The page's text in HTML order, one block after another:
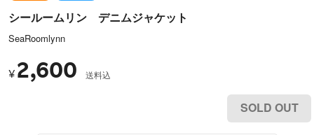
シールームリン デニムジャケット
SeaRoomlynn
¥ 2,600 送料込
SOLD OUT